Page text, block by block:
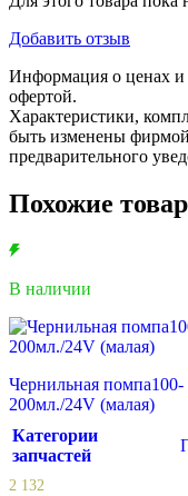
Добавить отзыв
Информация о ценах и
офертой.
Характеристики,
быть изменены
предварительного
Похожие
В наличии
Чернильная помпа100-
200мл./24V (малая)
Категории
запчастей
2 132